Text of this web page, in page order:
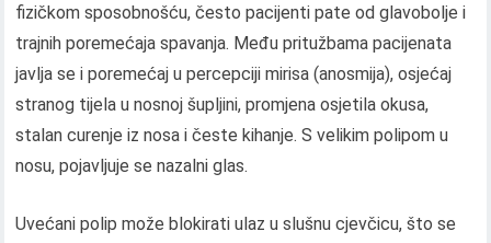
fizičkom sposobnošću, često pacijenti pate od glavobolje i
trajnih poremećaja spavanja. Među pritužbama pacijenata
javlja se i poremećaj u percepciji mirisa (anosmija), osjećaj
stranog tijela u nosnoj šupljini, promjena osjetila okusa,
stalan curenje iz nosa i česte kihanje. S velikim polipom u
nosu, pojavljuje se nazalni glas.
Uvećani polip može blokirati ulaz u slušnu cjevčicu, što se